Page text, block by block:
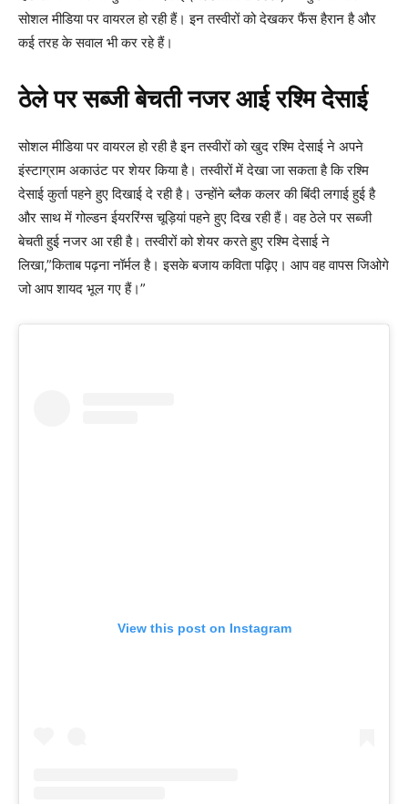
सोशल मीडिया पर वायरल हो रही हैं। इन तस्वीरों को देखकर फैंस हैरान है और
कई तरह के सवाल भी कर रहे हैं।
ठेले पर सब्जी बेचती नजर आई रश्मि देसाई
सोशल मीडिया पर वायरल हो रही है इन तस्वीरों को खुद रश्मि देसाई ने अपने
इंस्टाग्राम अकाउंट पर शेयर किया है। तस्वीरों में देखा जा सकता है कि रश्मि
देसाई कुर्ता पहने हुए दिखाई दे रही है। उन्होंने ब्लैक कलर की बिंदी लगाई हुई है
और साथ में गोल्डन ईयररिंग्स चूड़ियां पहने हुए दिख रही हैं। वह ठेले पर सब्जी
बेचती हुई नजर आ रही है। तस्वीरों को शेयर करते हुए रश्मि देसाई ने
लिखा,”किताब पढ़ना नॉर्मल है। इसके बजाय कविता पढ़िए। आप वह वापस जिओगे
जो आप शायद भूल गए हैं।”
View this post on Instagram